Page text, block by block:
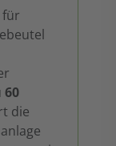
für
60
die